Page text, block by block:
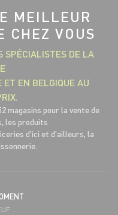
MEILLEUR
CHEZ VOUS
SPÉCIALISTES DE LA
EN BELGIQUE AU
magasins pour la vente de
les produits
d'ici et d'ailleurs, la